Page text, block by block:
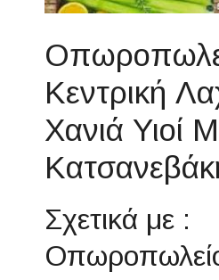
Κεντρική
Χανιά Υιοί
Σχετικά με :